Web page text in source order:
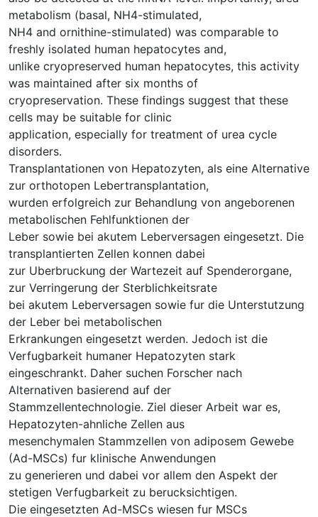
metabolism (basal, NH4-stimulated,
NH4 and ornithine-stimulated) was comparable to
freshly isolated human hepatocytes and,
unlike cryopreserved human hepatocytes, this activity
was maintained after six months of
cryopreservation. These findings suggest that these
cells may be suitable for clinic
application, especially for treatment of urea cycle
disorders.
Transplantationen von Hepatozyten, als eine Alternative
zur orthotopen Lebertransplantation,
wurden erfolgreich zur Behandlung von angeborenen
metabolischen Fehlfunktionen der
Leber sowie bei akutem Leberversagen eingesetzt. Die
transplantierten Zellen konnen dabei
zur Uberbruckung der Wartezeit auf Spenderorgane,
zur Verringerung der Sterblichkeitsrate
bei akutem Leberversagen sowie fur die Unterstutzung
der Leber bei metabolischen
Erkrankungen eingesetzt werden. Jedoch ist die
Verfugbarkeit humaner Hepatozyten stark
eingeschrankt. Daher suchen Forscher nach
Alternativen basierend auf der
Stammzellentechnologie. Ziel dieser Arbeit war es,
Hepatozyten-ahnliche Zellen aus
mesenchymalen Stammzellen von adiposem Gewebe
(Ad-MSCs) fur klinische Anwendungen
zu generieren und dabei vor allem den Aspekt der
stetigen Verfugbarkeit zu berucksichtigen.
Die eingesetzten Ad-MSCs wiesen fur MSCs